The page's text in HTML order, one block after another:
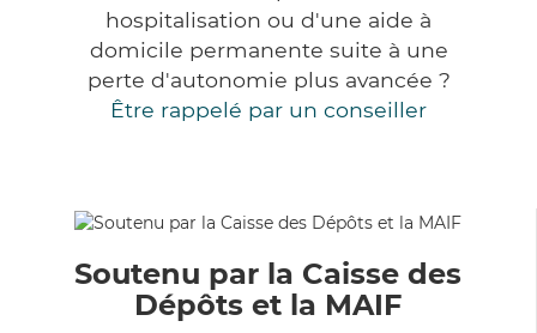
hospitalisation ou d'une aide à
domicile permanente suite à une
perte d'autonomie plus avancée ?
Être rappelé par un conseiller
Soutenu par la Caisse des
Dépôts et la MAIF